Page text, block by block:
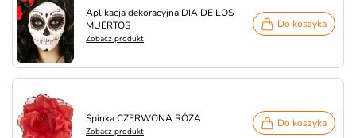
Aplikacja dekoracyjna DIA DE LOS
MUERTOS
Zobacz produkt
Do koszyka
Spinka CZERWONA RÓŻA
Zobacz produkt
Do koszyka